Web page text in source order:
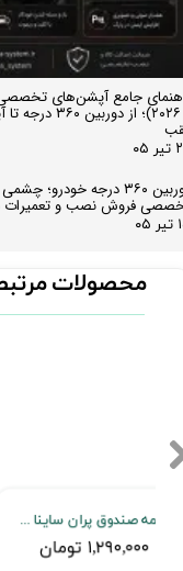
و ۲۰۲۶)؛ از
دوربین ۳۶۰ درجه
فروش نصب و تعمیرات
محصولات
۱۴,۱۹۰,۰۰۰ تومان